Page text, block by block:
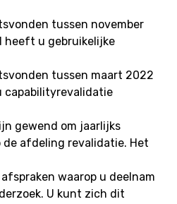
tussen november
heeft u gebruikelijke
tussen maart 2022
capabilityrevalidatie
gewend om jaarlijks
de afdeling revalidatie. Het
waarop u deelnam
U kunt zich dit